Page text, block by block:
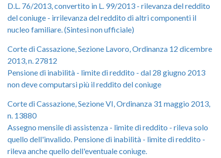
D.L. 76/2013, convertito in L. 99/2013 - rilevanza del reddito
del coniuge - irrilevanza del reddito di altri componenti il
nucleo familiare. (Sintesi non ufficiale)
Corte di Cassazione, Sezione Lavoro, Ordinanza 12 dicembre
2013, n. 27812
Pensione di inabilità - limite di reddito - dal 28 giugno 2013
non deve computarsi più il reddito del coniuge
Corte di Cassazione, Sezione VI, Ordinanza 31 maggio 2013,
n. 13880
Assegno mensile di assistenza - limite di reddito - rileva solo
quello dell'invalido. Pensione di inabilità - limite di reddito -
rileva anche quello dell'eventuale coniuge.